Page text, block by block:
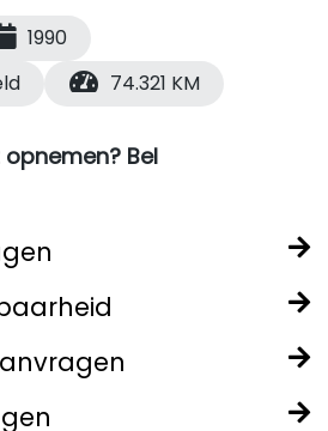
1990
74.321 KM
Bel